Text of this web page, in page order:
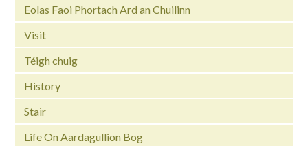
Eolas Faoi Phortach Ard an Chuilinn
Visit
Téigh chuig
History
Stair
Life On Aardagullion Bog